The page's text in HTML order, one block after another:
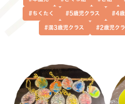
#ちくたく #5歳児クラス #4歳
#満3歳児クラス #2歳児クラ